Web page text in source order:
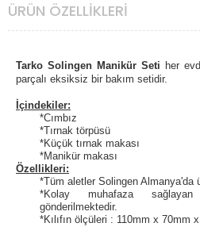
ÜRÜN ÖZELLIKLERI
Tarko Solingen Manikür Seti her
parçalı eksiksiz bir bakım setidir.
İçindekiler:
*Cımbız
*Tırnak törpüsü
*Küçük tırnak makası
*Manikür makası
Özellikleri:
*Tüm aletler Solingen Almanya'da
*Kolay muhafaza
gönderilmektedir.
*Kılıfın ölçüleri : 110mm x 70mm